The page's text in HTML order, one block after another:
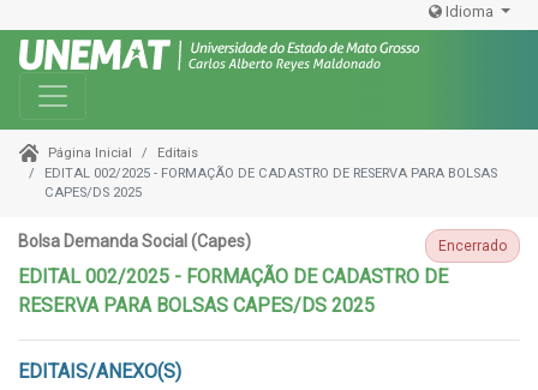
Idioma
Toggle navigation
Página Inicial
Editais
EDITAL 002/2025 - FORMAÇÃO DE CADASTRO DE RESERVA PARA BOLSAS
CAPES/DS 2025
Bolsa Demanda Social (Capes) Encerrado
EDITAL 002/2025 - FORMAÇÃO DE CADASTRO DE
RESERVA PARA BOLSAS CAPES/DS 2025
EDITAIS/ANEXO(S)